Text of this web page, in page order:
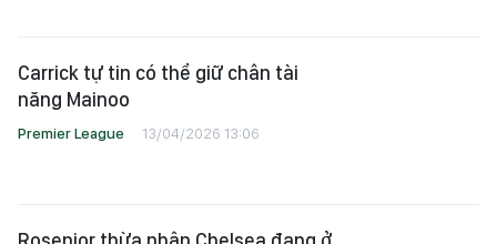
Carrick tự tin có thể giữ chân tài
năng Mainoo
Premier League 13/04/2026 13:06